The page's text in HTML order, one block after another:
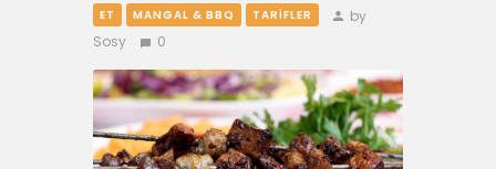
YANCI
FIT
DRINK
ET MANGAL & BBQ TARIFLER
by
Sosy
0